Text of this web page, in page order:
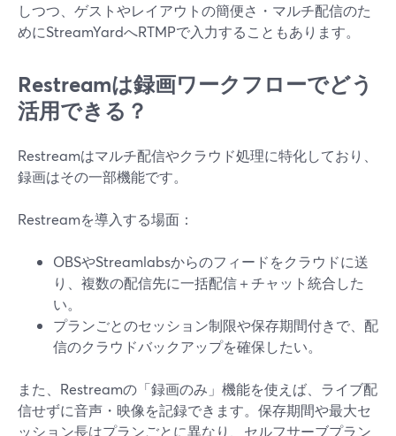
しつつ、ゲストやレイアウトの簡便さ・マルチ配信のた
めにStreamYardへRTMPで入力することもあります。
Restreamは録画ワークフローでどう
活用できる？
Restreamはマルチ配信やクラウド処理に特化しており、
録画はその一部機能です。
Restreamを導入する場面：
OBSやStreamlabsからのフィードをクラウドに送
り、複数の配信先に一括配信＋チャット統合した
い。
プランごとのセッション制限や保存期間付きで、配
信のクラウドバックアップを確保したい。
また、Restreamの「録画のみ」機能を使えば、ライブ配
信せずに音声・映像を記録できます。保存期間や最大セ
ッション長はプランごとに異なり、セルフサーブプラン